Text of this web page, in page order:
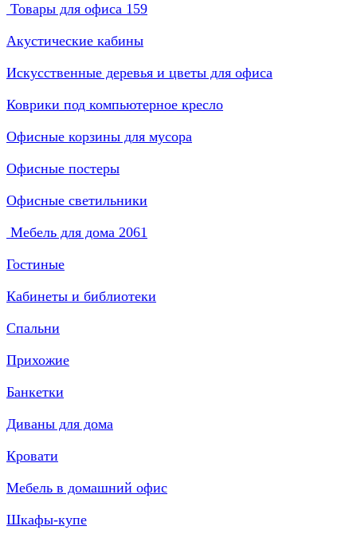
Товары для офиса 159
Акустические кабины
Искусственные деревья и цветы для офиса
Коврики под компьютерное кресло
Офисные корзины для мусора
Офисные постеры
Офисные светильники
Мебель для дома 2061
Гостиные
Кабинеты и библиотеки
Спальни
Прихожие
Банкетки
Диваны для дома
Кровати
Мебель в домашний офис
Шкафы-купе